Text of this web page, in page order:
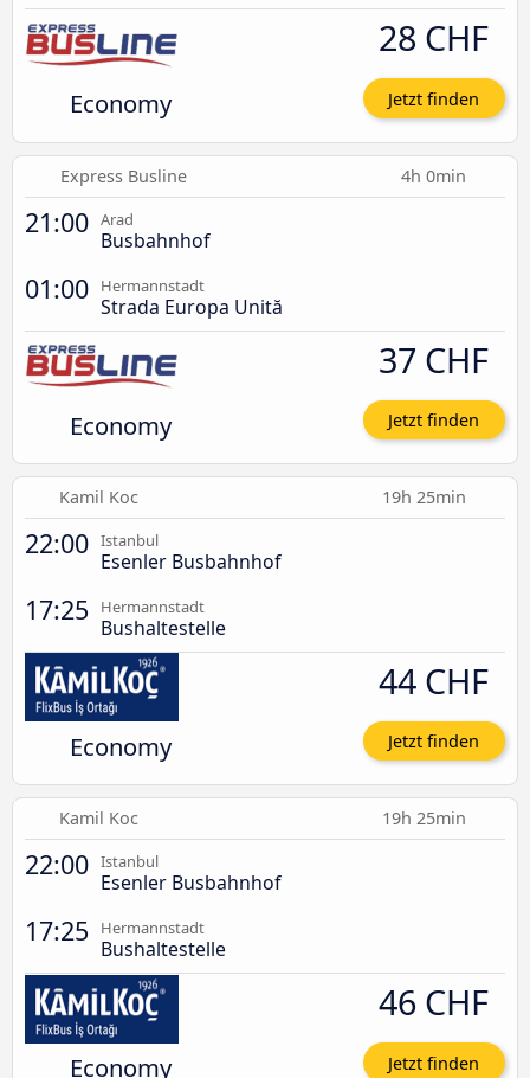
Economy
28 CHF
Jetzt finden
Express Busline 4h 0min
21:00 Arad
Busbahnhof
01:00 Hermannstadt
Strada Europa Unită
Economy
37 CHF
Jetzt finden
Kamil Koc 19h 25min
22:00 Istanbul
Esenler Busbahnhof
17:25 Hermannstadt
Bushaltestelle
Economy
44 CHF
Jetzt finden
Kamil Koc 19h 25min
22:00 Istanbul
Esenler Busbahnhof
17:25 Hermannstadt
Bushaltestelle
Economy
46 CHF
Jetzt finden